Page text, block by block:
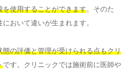
使用することができます。そのた
おいて違いが生まれます。
態の評価と管理が受けられる点もクリ
です。クリニックでは施術前に医師や